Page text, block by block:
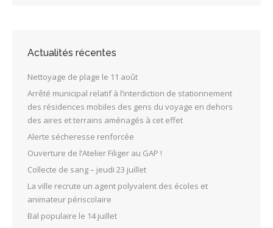
Actualités récentes
Nettoyage de plage le 11 août
Arrêté municipal relatif à l’interdiction de stationnement
des résidences mobiles des gens du voyage en dehors
des aires et terrains aménagés à cet effet
Alerte sécheresse renforcée
Ouverture de l’Atelier Filiger au GAP !
Collecte de sang – jeudi 23 juillet
La ville recrute un agent polyvalent des écoles et
animateur périscolaire
Bal populaire le 14 juillet